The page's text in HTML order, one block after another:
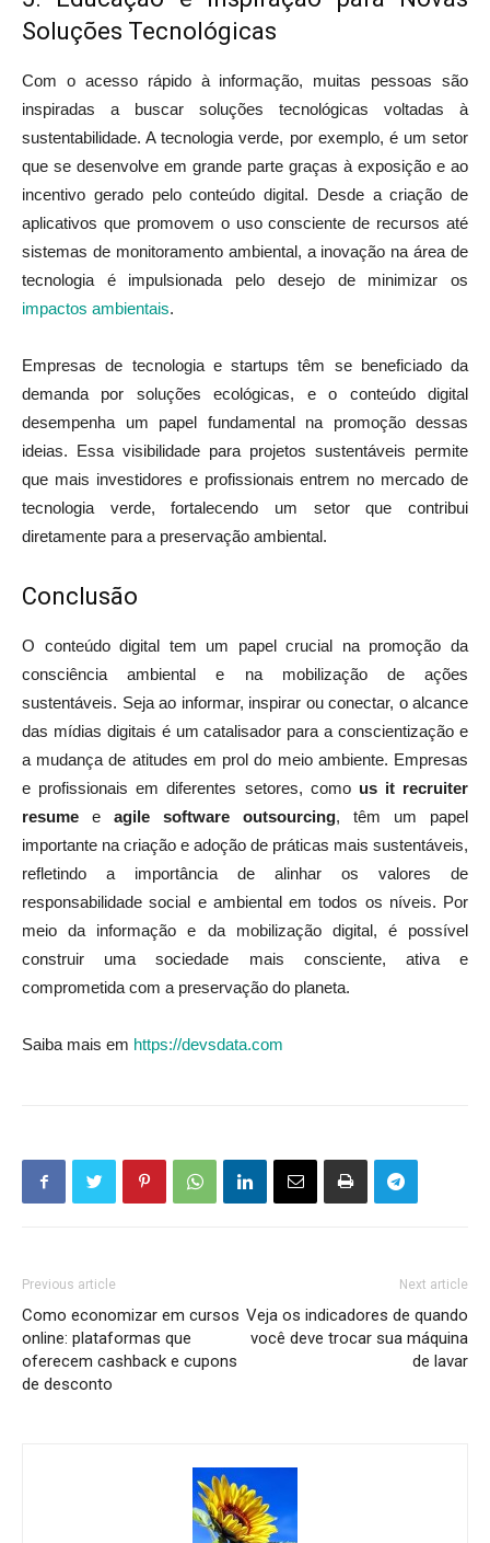
Soluções Tecnológicas
Com o acesso rápido à informação, muitas pessoas são
inspiradas a buscar soluções tecnológicas voltadas à
sustentabilidade. A tecnologia verde, por exemplo, é um setor
que se desenvolve em grande parte graças à exposição e ao
incentivo gerado pelo conteúdo digital. Desde a criação de
aplicativos que promovem o uso consciente de recursos até
sistemas de monitoramento ambiental, a inovação na área de
tecnologia é impulsionada pelo desejo de minimizar os
impactos ambientais.
Empresas de tecnologia e startups têm se beneficiado da
demanda por soluções ecológicas, e o conteúdo digital
desempenha um papel fundamental na promoção dessas
ideias. Essa visibilidade para projetos sustentáveis permite
que mais investidores e profissionais entrem no mercado de
tecnologia verde, fortalecendo um setor que contribui
diretamente para a preservação ambiental.
Conclusão
O conteúdo digital tem um papel crucial na promoção da
consciência ambiental e na mobilização de ações
sustentáveis. Seja ao informar, inspirar ou conectar, o alcance
das mídias digitais é um catalisador para a conscientização e
a mudança de atitudes em prol do meio ambiente. Empresas
e profissionais em diferentes setores, como us it recruiter
resume e agile software outsourcing, têm um papel
importante na criação e adoção de práticas mais sustentáveis,
refletindo a importância de alinhar os valores de
responsabilidade social e ambiental em todos os níveis. Por
meio da informação e da mobilização digital, é possível
construir uma sociedade mais consciente, ativa e
comprometida com a preservação do planeta.
Saiba mais em https://devsdata.com
Previous article
Como economizar em cursos
online: plataformas que
oferecem cashback e cupons
de desconto
Next article
Veja os indicadores de quando
você deve trocar sua máquina
de lavar